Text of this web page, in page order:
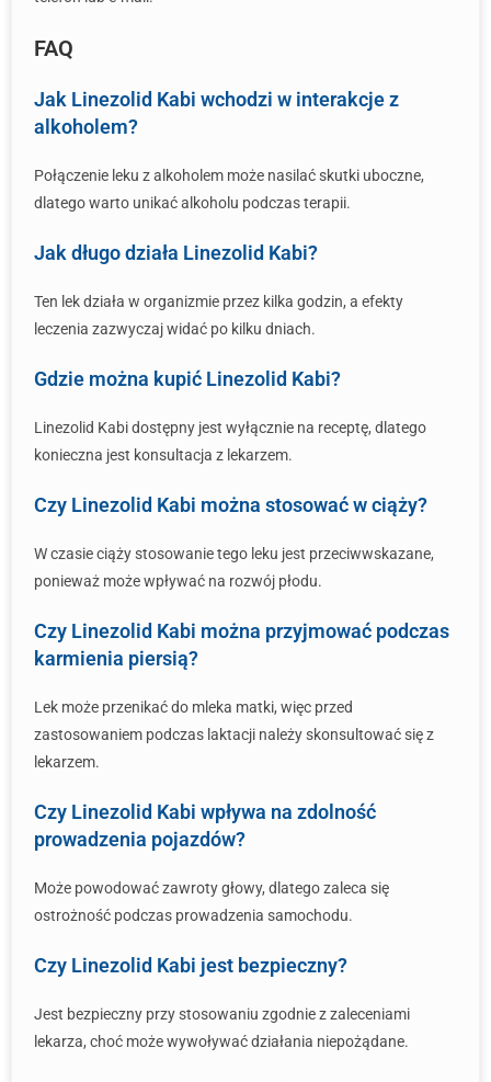
FAQ
Jak Linezolid Kabi wchodzi w interakcje z
alkoholem?
Połączenie leku z alkoholem może nasilać skutki uboczne,
dlatego warto unikać alkoholu podczas terapii.
Jak długo działa Linezolid Kabi?
Ten lek działa w organizmie przez kilka godzin, a efekty
leczenia zazwyczaj widać po kilku dniach.
Gdzie można kupić Linezolid Kabi?
Linezolid Kabi dostępny jest wyłącznie na receptę, dlatego
konieczna jest konsultacja z lekarzem.
Czy Linezolid Kabi można stosować w ciąży?
W czasie ciąży stosowanie tego leku jest przeciwwskazane,
ponieważ może wpływać na rozwój płodu.
Czy Linezolid Kabi można przyjmować podczas
karmienia piersią?
Lek może przenikać do mleka matki, więc przed
zastosowaniem podczas laktacji należy skonsultować się z
lekarzem.
Czy Linezolid Kabi wpływa na zdolność
prowadzenia pojazdów?
Może powodować zawroty głowy, dlatego zaleca się
ostrożność podczas prowadzenia samochodu.
Czy Linezolid Kabi jest bezpieczny?
Jest bezpieczny przy stosowaniu zgodnie z zaleceniami
lekarza, choć może wywoływać działania niepożądane.